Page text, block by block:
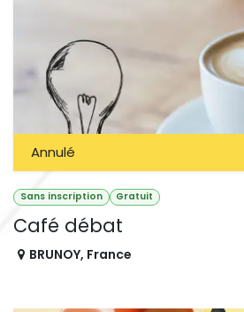
Annulé
Sans inscription Gratuit
Café débat
BRUNOY, France